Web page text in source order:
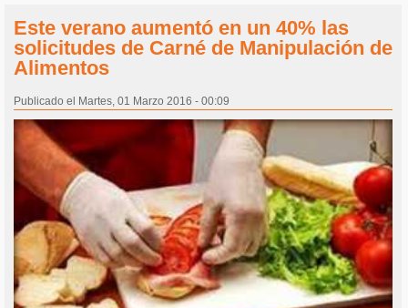
Este verano aumentó en un 40% las
solicitudes de Carné de Manipulación de
Alimentos
Publicado el Martes, 01 Marzo 2016 - 00:09